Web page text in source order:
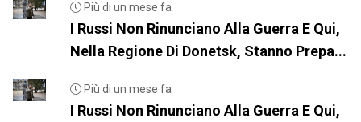
Più di un mese fa
I Russi Non Rinunciano Alla Guerra E Qui,
Nella Regione Di Donetsk, Stanno Prepa...
Più di un mese fa
I Russi Non Rinunciano Alla Guerra E Qui,